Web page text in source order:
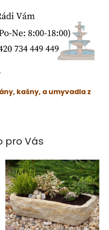
kašny, a umyvadla z
pro Vás